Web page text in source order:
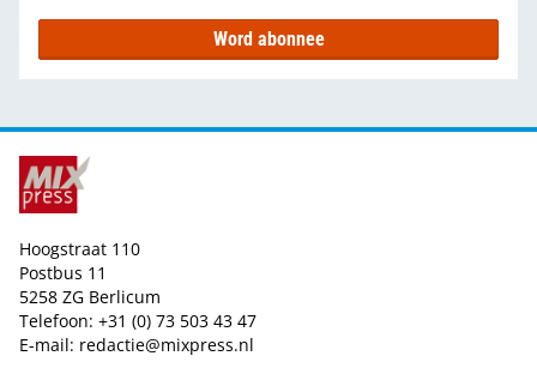
Word abonnee
Hoogstraat 110
Postbus 11
5258 ZG Berlicum
Telefoon: +31 (0) 73 503 43 47
E-mail: redactie@mixpress.nl